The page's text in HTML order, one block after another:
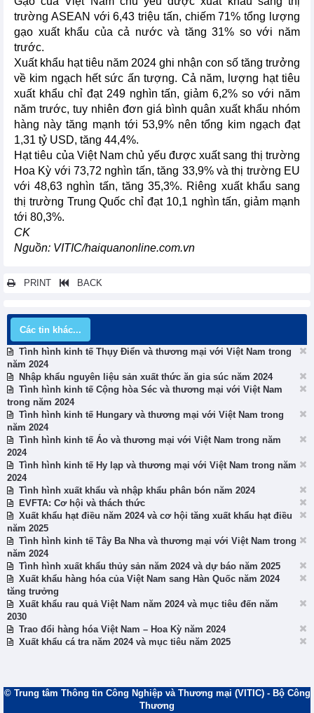
trường ASEAN với 6,43 triệu tấn, chiếm 71% tổng lượng
gạo xuất khẩu của cả nước và tăng 31% so với năm
trước.
Xuất khẩu hạt tiêu năm 2024 ghi nhận con số tăng trưởng
về kim ngạch hết sức ấn tượng. Cả năm, lượng hạt tiêu
xuất khẩu chỉ đạt 249 nghìn tấn, giảm 6,2% so với năm
năm trước, tuy nhiên đơn giá bình quân xuất khẩu nhóm
hàng này tăng mạnh tới 53,9% nên tổng kim ngạch đạt
1,31 tỷ USD, tăng 44,4%.
Hạt tiêu của Việt Nam chủ yếu được xuất sang thị trường
Hoa Kỳ với 73,72 nghìn tấn, tăng 33,9% và thị trường EU
với 48,63 nghìn tấn, tăng 35,3%. Riêng xuất khẩu sang
thị trường Trung Quốc chỉ đạt 10,1 nghìn tấn, giảm mạnh
tới 80,3%.
CK
Nguồn: VITIC/haiquanonline.com.vn
PRINT BACK
Các tin khác...
Tình hình kinh tế Thụy Điển và thương mại với Việt Nam trong
năm 2024
Nhập khẩu nguyên liệu sản xuất thức ăn gia súc năm 2024
Tình hình kinh tế Cộng hòa Séc và thương mại với Việt Nam
trong năm 2024
Tình hình kinh tế Hungary và thương mại với Việt Nam trong
năm 2024
Tình hình kinh tế Áo và thương mại với Việt Nam trong năm
2024
Tình hình kinh tế Hy lạp và thương mại với Việt Nam trong năm
2024
Tình hình xuất khẩu và nhập khẩu phân bón năm 2024
EVFTA: Cơ hội và thách thức
Xuất khẩu hạt điều năm 2024 và cơ hội tăng xuất khẩu hạt điều
năm 2025
Tình hình kinh tế Tây Ba Nha và thương mại với Việt Nam trong
năm 2024
Tình hình xuất khẩu thủy sản năm 2024 và dự báo năm 2025
Xuất khẩu hàng hóa của Việt Nam sang Hàn Quốc năm 2024
tăng trưởng
Xuất khẩu rau quả Việt Nam năm 2024 và mục tiêu đến năm
2030
Trao đổi hàng hóa Việt Nam – Hoa Kỳ năm 2024
Xuất khẩu cá tra năm 2024 và mục tiêu năm 2025
© Trung tâm Thông tin Công Nghiệp và Thương mại (VITIC) - Bộ Công
Thương